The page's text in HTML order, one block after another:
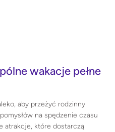
wakacje pełne
aby przeżyć rodzinny
na spędzenie czasu
atrakcje, które dostarczą